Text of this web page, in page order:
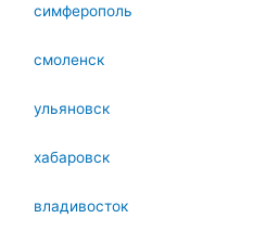
симферополь
смоленск
ульяновск
хабаровск
владивосток